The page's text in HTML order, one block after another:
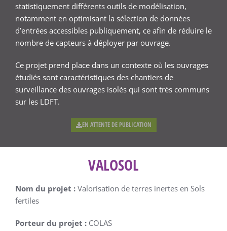
statistiquement différents outils de modélisation,
notamment en optimisant la sélection de données
d’entrées accessibles publiquement, ce afin de réduire le
nombre de capteurs à déployer par ouvrage.
Ce projet prend place dans un contexte où les ouvrages
étudiés sont caractéristiques des chantiers de
surveillance des ouvrages isolés qui sont très communs
sur les LDFT.
EN ATTENTE DE PUBLICATION
VALOSOL
Nom du projet : Valorisation de terres inertes en Sols
fertiles
Porteur du projet : COLAS